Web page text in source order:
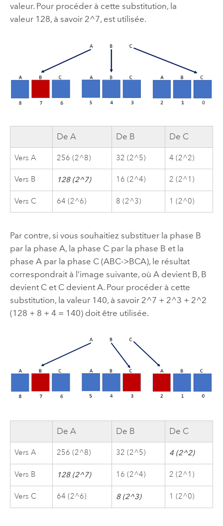
valeur. Pour procéder à cette substitution, la
valeur 128, à savoir 2^7, est utilisée.
De A De B De C
Vers A 256 (2^8) 32 (2^5) 4 (2^2)
Vers B 128 (2^7) 16 (2^4) 2 (2^1)
Vers C 64 (2^6) 8 (2^3) 1 (2^0)
Par contre, si vous souhaitiez substituer la phase B
par la phase A, la phase C par la phase B et la
phase A par la phase C (ABC->BCA), le résultat
correspondrait à l’image suivante, où A devient B, B
devient C et C devient A. Pour procéder à cette
substitution, la valeur 140, à savoir 2^7 + 2^3 + 2^2
(128 + 8 + 4 = 140) doit être utilisée.
De A De B De C
Vers A 256 (2^8) 32 (2^5) 4 (2^2)
Vers B 128 (2^7) 16 (2^4) 2 (2^1)
Vers C 64 (2^6) 8 (2^3) 1 (2^0)